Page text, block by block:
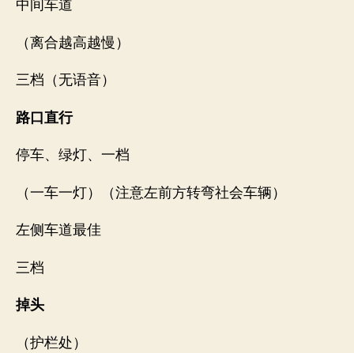
中间车道
（离合越高越慢）
三档（无语音）
路口直行
停车、绿灯、一档
（一车一灯）（注意左前方转弯社会车辆）
左侧车道最佳
三档
掉头
（护栏处）